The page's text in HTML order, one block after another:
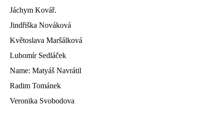
Jáchym Kovář.
Jindřiška Nováková
Květoslava Maršálková
Lubomír Sedláček
Name: Matyáš Navrátil
Radim Tománek
Veronika Svobodova